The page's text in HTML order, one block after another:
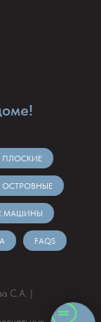
ПЛОСКИЕ
ОСТРОВНЫЕ
МАШИНЫ
FAQS
С.А. |